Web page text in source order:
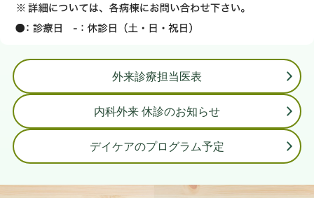
外来診療担当医表
内科外来 休診のお知らせ
デイケアのプログラム予定